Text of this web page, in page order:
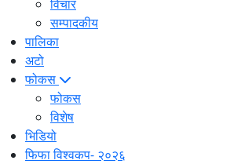
विचार
सम्पादकीय
पालिका
अटो
फोकस
फोकस
विशेष
भिडियो
फिफा विश्वकप- २०२६